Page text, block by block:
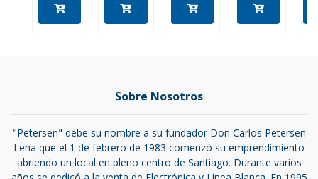
Sobre Nosotros
"Petersen" debe su nombre a su fundador Don Carlos Petersen
Lena que el 1 de febrero de 1983 comenzó su emprendimiento
abriendo un local en pleno centro de Santiago. Durante varios